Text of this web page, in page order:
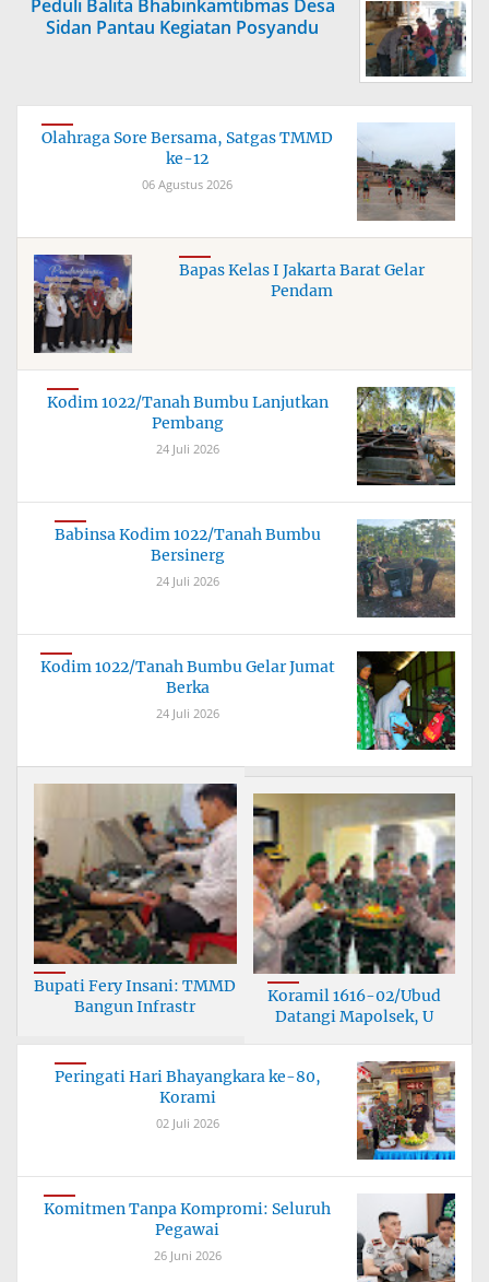
Peduli Balita Bhabinkamtibmas Desa
Sidan Pantau Kegiatan Posyandu
Olahraga Sore Bersama, Satgas TMMD
ke-12
06 Agustus 2026
Bapas Kelas I Jakarta Barat Gelar
Pendam
Kodim 1022/Tanah Bumbu Lanjutkan
Pembang
24 Juli 2026
Babinsa Kodim 1022/Tanah Bumbu
Bersinerg
24 Juli 2026
Kodim 1022/Tanah Bumbu Gelar Jumat
Berka
24 Juli 2026
Bupati Fery Insani: TMMD
Bangun Infrastr
Koramil 1616-02/Ubud
Datangi Mapolsek, U
Peringati Hari Bhayangkara ke-80,
Korami
02 Juli 2026
Komitmen Tanpa Kompromi: Seluruh
Pegawai
26 Juni 2026